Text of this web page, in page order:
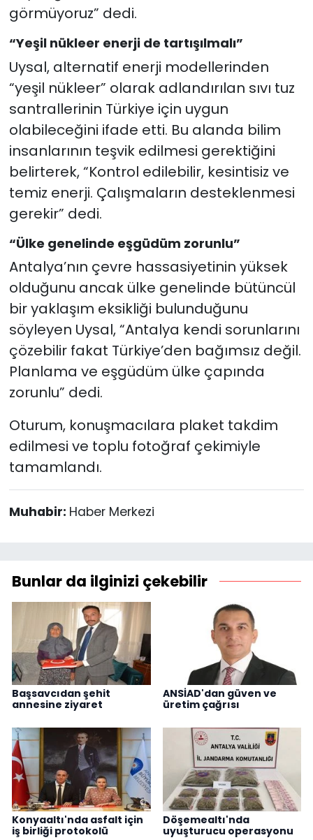
görmüyoruz” dedi.
“Yeşil nükleer enerji de tartışılmalı”
Uysal, alternatif enerji modellerinden
“yeşil nükleer” olarak adlandırılan sıvı tuz
santrallerinin Türkiye için uygun
olabileceğini ifade etti. Bu alanda bilim
insanlarının teşvik edilmesi gerektiğini
belirterek, “Kontrol edilebilir, kesintisiz ve
temiz enerji. Çalışmaların desteklenmesi
gerekir” dedi.
“Ülke genelinde eşgüdüm zorunlu”
Antalya’nın çevre hassasiyetinin yüksek
olduğunu ancak ülke genelinde bütüncül
bir yaklaşım eksikliği bulunduğunu
söyleyen Uysal, “Antalya kendi sorunlarını
çözebilir fakat Türkiye’den bağımsız değil.
Planlama ve eşgüdüm ülke çapında
zorunlu” dedi.
Oturum, konuşmacılara plaket takdim
edilmesi ve toplu fotoğraf çekimiyle
tamamlandı.
Muhabir: Haber Merkezi
Bunlar da ilginizi çekebilir
Başsavcıdan şehit
annesine ziyaret
ANSİAD'dan güven ve
üretim çağrısı
Konyaaltı'nda asfalt için
iş birliği protokolü
Döşemealtı'nda
uyuşturucu operasyonu